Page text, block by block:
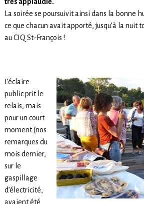
très applaudie.
La soirée se poursuivit ainsi dans la bonne
ce que chacun avait apporté, jusqu’à la nuit
au CIQ St-François !
L’éclaire
public prit le
relais, mais
pour un court
moment (nos
remarques du
mois dernier,
sur le
gaspillage
d’électricité,
avaient été